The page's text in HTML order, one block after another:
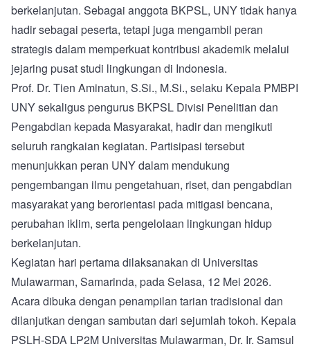
berkelanjutan. Sebagai anggota BKPSL, UNY tidak hanya
hadir sebagai peserta, tetapi juga mengambil peran
strategis dalam memperkuat kontribusi akademik melalui
jejaring pusat studi lingkungan di Indonesia.
Prof. Dr. Tien Aminatun, S.Si., M.Si., selaku Kepala PMBPI
UNY sekaligus pengurus BKPSL Divisi Penelitian dan
Pengabdian kepada Masyarakat, hadir dan mengikuti
seluruh rangkaian kegiatan. Partisipasi tersebut
menunjukkan peran UNY dalam mendukung
pengembangan ilmu pengetahuan, riset, dan pengabdian
masyarakat yang berorientasi pada mitigasi bencana,
perubahan iklim, serta pengelolaan lingkungan hidup
berkelanjutan.
Kegiatan hari pertama dilaksanakan di Universitas
Mulawarman, Samarinda, pada Selasa, 12 Mei 2026.
Acara dibuka dengan penampilan tarian tradisional dan
dilanjutkan dengan sambutan dari sejumlah tokoh. Kepala
PSLH-SDA LP2M Universitas Mulawarman, Dr. Ir. Samsul